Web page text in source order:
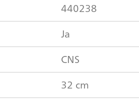
440238
Ja
CNS
32 cm